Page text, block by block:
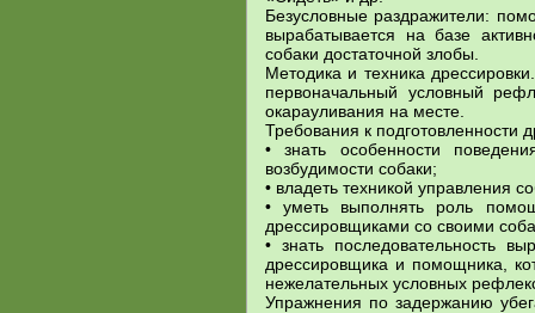
Безусловные раздражители:
вырабатывается на базе
собаки достаточной злобы.
Методика и техника
первоначальный условный
окарауливания на месте.
Требования к подготовленности
• знать особенности
возбудимости собаки;
• владеть техникой управления
• уметь выполнять роль
дрессировщиками со своими
• знать последовательность
дрессировщика и помощника,
нежелательных условных
Упражнения по задержанию